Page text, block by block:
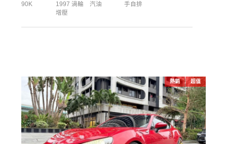
90K
1997 渦輪
增壓
汽油 手自排
熱銷 超值